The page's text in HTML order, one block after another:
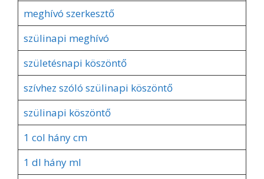
meghívó szerkesztő
szülinapi meghívó
születésnapi köszöntő
szívhez szóló szülinapi köszöntő
szülinapi köszöntő
1 col hány cm
1 dl hány ml